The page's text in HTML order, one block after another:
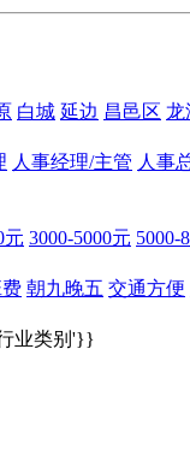
白城 延边 昌邑区 龙
人事经理/主管 人事
元 3000-5000元 5000-
朝九晚五 交通方便
行业类别'}}